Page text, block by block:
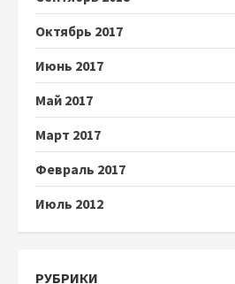
Октябрь 2017
Июнь 2017
Май 2017
Март 2017
Февраль 2017
Июль 2012
РУБРИКИ